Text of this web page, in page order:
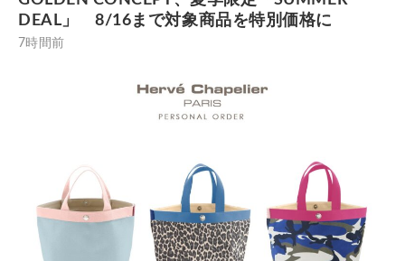
DEAL」 8/16まで対象商品を特別価格に
7時間前